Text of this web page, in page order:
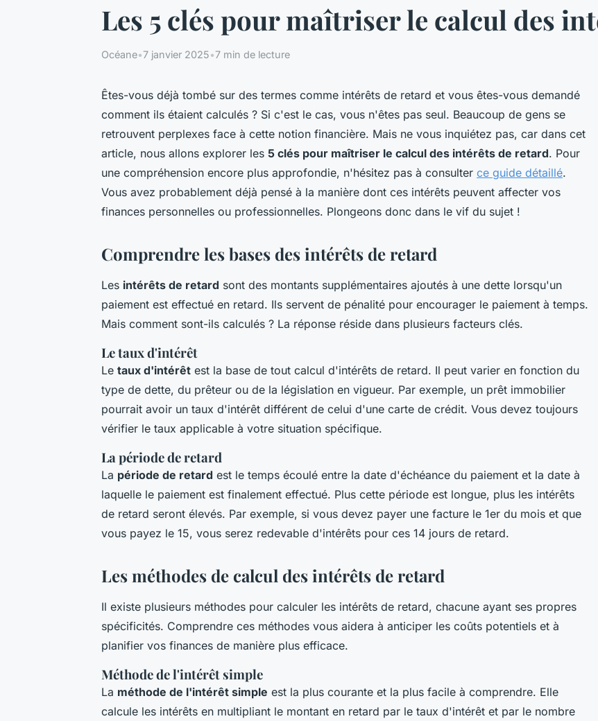
Les 5 clés pour maîtriser le calcul des
Océane•7 janvier 2025•7 min de lecture
Êtes-vous déjà tombé sur des termes comme intérêts de retard et vous êtes-vous demandé
comment ils étaient calculés ? Si c'est le cas, vous n'êtes pas seul. Beaucoup de gens se
retrouvent perplexes face à cette notion financière. Mais ne vous inquiétez pas, car dans cet
article, nous allons explorer les 5 clés pour maîtriser le calcul des intérêts de retard. Pour
une compréhension encore plus approfondie, n'hésitez pas à consulter ce guide détaillé.
Vous avez probablement déjà pensé à la manière dont ces intérêts peuvent affecter vos
finances personnelles ou professionnelles. Plongeons donc dans le vif du sujet !
Comprendre les bases des intérêts de retard
Les intérêts de retard sont des montants supplémentaires ajoutés à une dette lorsqu'un
paiement est effectué en retard. Ils servent de pénalité pour encourager le paiement à temps.
Mais comment sont-ils calculés ? La réponse réside dans plusieurs facteurs clés.
Le taux d'intérêt
Le taux d'intérêt est la base de tout calcul d'intérêts de retard. Il peut varier en fonction du
type de dette, du prêteur ou de la législation en vigueur. Par exemple, un prêt immobilier
pourrait avoir un taux d'intérêt différent de celui d'une carte de crédit. Vous devez toujours
vérifier le taux applicable à votre situation spécifique.
La période de retard
La période de retard est le temps écoulé entre la date d'échéance du paiement et la date à
laquelle le paiement est finalement effectué. Plus cette période est longue, plus les intérêts
de retard seront élevés. Par exemple, si vous devez payer une facture le 1er du mois et que
vous payez le 15, vous serez redevable d'intérêts pour ces 14 jours de retard.
Les méthodes de calcul des intérêts de retard
Il existe plusieurs méthodes pour calculer les intérêts de retard, chacune ayant ses propres
spécificités. Comprendre ces méthodes vous aidera à anticiper les coûts potentiels et à
planifier vos finances de manière plus efficace.
Méthode de l'intérêt simple
La méthode de l'intérêt simple est la plus courante et la plus facile à comprendre. Elle
calcule les intérêts en multipliant le montant en retard par le taux d'intérêt et par le nombre